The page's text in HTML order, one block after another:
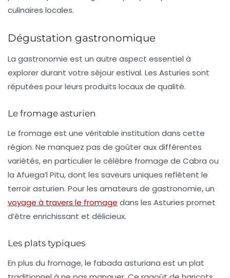
culinaires locales.
Dégustation gastronomique
La gastronomie est un autre aspect essentiel à
explorer durant votre séjour estival. Les Asturies sont
réputées pour leurs produits locaux de qualité.
Le fromage asturien
Le fromage est une véritable institution dans cette
région. Ne manquez pas de goûter aux différentes
variétés, en particulier le célèbre fromage de Cabra ou
la Afuega’l Pitu, dont les saveurs uniques reflètent le
terroir asturien. Pour les amateurs de gastronomie, un
voyage à travers le fromage dans les Asturies promet
d’être enrichissant et délicieux.
Les plats typiques
En plus du fromage, le fabada asturiana est un plat